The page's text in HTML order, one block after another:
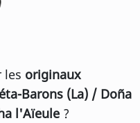
les originaux
Barons (La) / Doña
l'Aïeule ?